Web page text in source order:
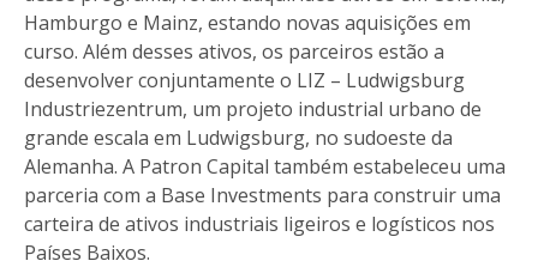
Hamburgo e Mainz, estando novas aquisições em
curso. Além desses ativos, os parceiros estão a
desenvolver conjuntamente o LIZ – Ludwigsburg
Industriezentrum, um projeto industrial urbano de
grande escala em Ludwigsburg, no sudoeste da
Alemanha. A Patron Capital também estabeleceu uma
parceria com a Base Investments para construir uma
carteira de ativos industriais ligeiros e logísticos nos
Países Baixos.